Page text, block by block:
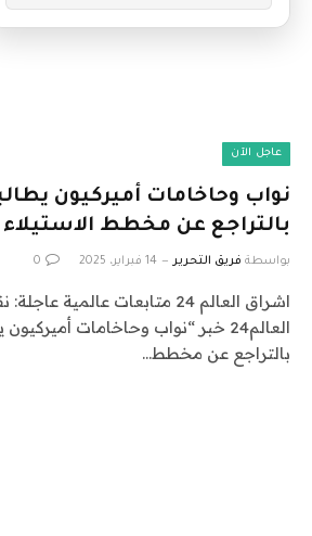
عاجل الآن
نواب وحاخامات أميركيون
بالتراجع عن مخطط
بواسطة فريق التحرير 14 فبراير، 2025 0
اشراق العالم 24 متابعات
العالم24 خبر “نواب وحاخامات
بالتراجع عن مخطط…